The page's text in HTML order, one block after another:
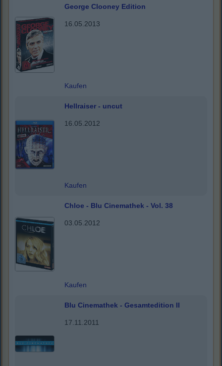
George Clooney Edition
16.05.2013
Kaufen
Hellraiser - uncut
16.05.2012
Kaufen
Chloe - Blu Cinemathek - Vol. 38
03.05.2012
Kaufen
Blu Cinemathek - Gesamtedition II
17.11.2011